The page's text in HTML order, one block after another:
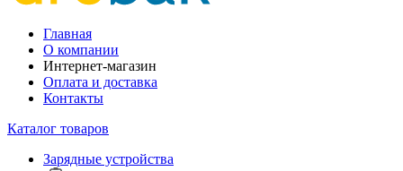
Главная
О компании
Интернет-магазин
Оплата и доставка
Контакты
Каталог товаров
Зарядные устройства